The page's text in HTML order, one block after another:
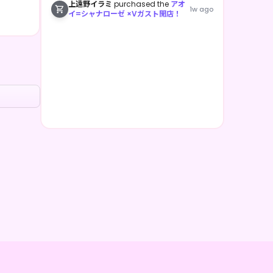
上遠野イラミ purchased the アオ
イ=シャナローゼ ×Vガスト開店！
1w ago